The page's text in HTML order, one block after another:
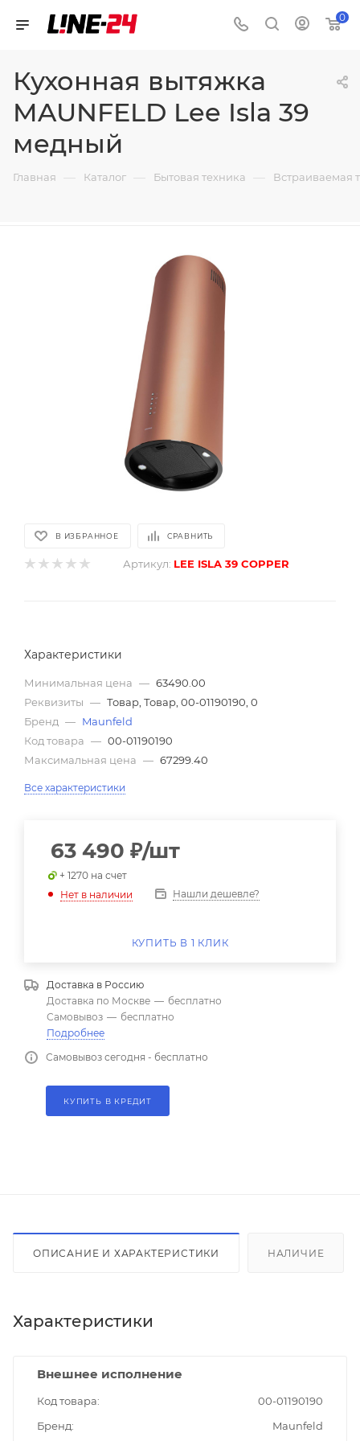
0
Кухонная вытяжка
MAUNFELD Lee Isla 39
медный
Главная — Каталог — Бытовая техника — Встраиваемая
В ИЗБРАННОЕ СРАВНИТЬ
Артикул: LEE ISLA 39 COPPER
Характеристики
Минимальная цена — 63490.00
Реквизиты — Товар, Товар, 00-01190190, 0
Бренд — Maunfeld
Код товара — 00-01190190
Максимальная цена — 67299.40
Все характеристики
63 490 ₽/шт
+ 1270 на счет
Нет в наличии
Нашли дешевле?
КУПИТЬ В 1 КЛИК
Доставка в Россию
Доставка по Москве — бесплатно
Самовывоз — бесплатно
Подробнее
Самовывоз сегодня - бесплатно
КУПИТЬ В КРЕДИТ
ОПИСАНИЕ И ХАРАКТЕРИСТИКИ НАЛИЧИЕ
Характеристики
Внешнее исполнение
Код товара
00-01190190
Бренд
Maunfeld